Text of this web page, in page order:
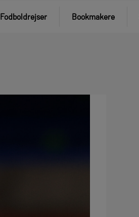
Fodboldrejser Bookmakere